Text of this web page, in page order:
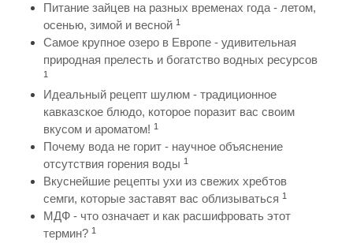
Питание зайцев на разных временах года - летом,
осенью, зимой и весной 1
Самое крупное озеро в Европе - удивительная
природная прелесть и богатство водных ресурсов
1
Идеальный рецепт шулюм - традиционное
кавказское блюдо, которое поразит вас своим
вкусом и ароматом! 1
Почему вода не горит - научное объяснение
отсутствия горения воды 1
Вкуснейшие рецепты ухи из свежих хребтов
семги, которые заставят вас облизываться 1
МДФ - что означает и как расшифровать этот
термин? 1